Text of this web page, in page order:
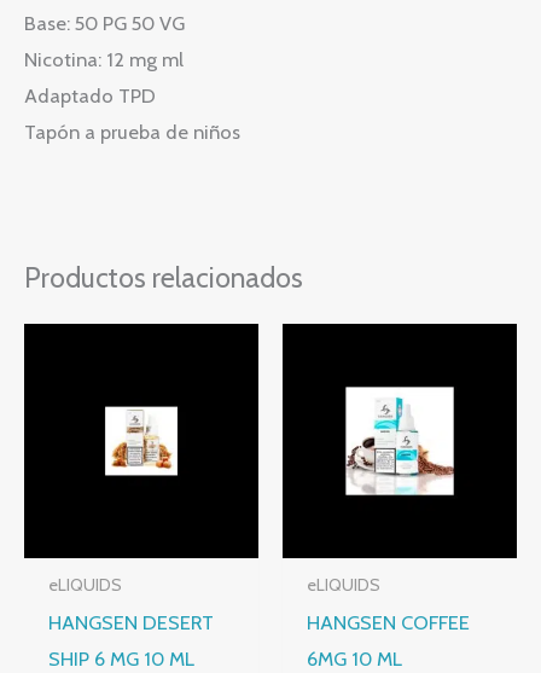
Base: 50 PG 50 VG
Nicotina: 12 mg ml
Adaptado TPD
Tapón a prueba de niños
Productos relacionados
eLIQUIDS
HANGSEN DESERT
SHIP 6 MG 10 ML
eLIQUIDS
HANGSEN COFFEE
6MG 10 ML